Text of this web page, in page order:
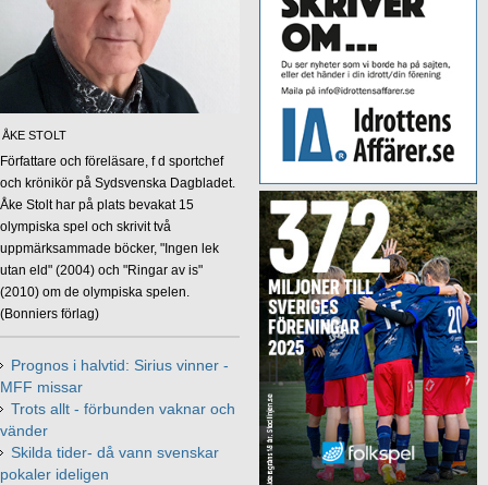
ÅKE STOLT
Författare och föreläsare, f d sportchef
och krönikör på Sydsvenska Dagbladet.
Åke Stolt har på plats bevakat 15
olympiska spel och skrivit två
uppmärksammade böcker, "Ingen lek
utan eld" (2004) och "Ringar av is"
(2010) om de olympiska spelen.
(Bonniers förlag)
Prognos i halvtid: Sirius vinner -
MFF missar
Trots allt - förbunden vaknar och
vänder
Skilda tider- då vann svenskar
pokaler ideligen